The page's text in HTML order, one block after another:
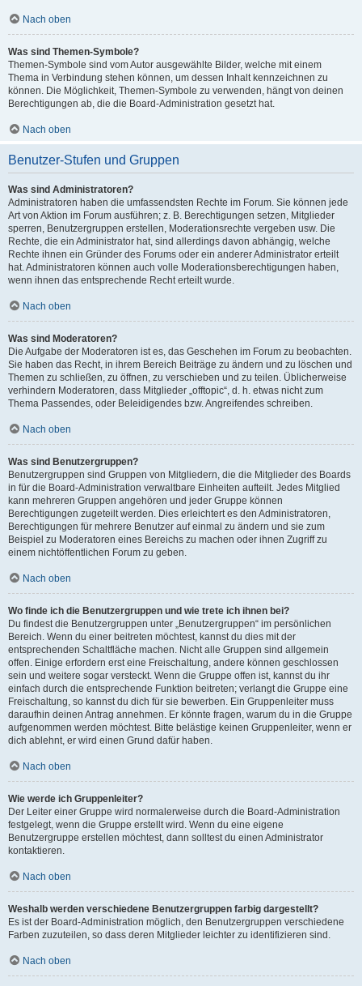
Nach oben
Was sind Themen-Symbole?
Themen-Symbole sind vom Autor ausgewählte Bilder, welche mit einem
Thema in Verbindung stehen können, um dessen Inhalt kennzeichnen zu
können. Die Möglichkeit, Themen-Symbole zu verwenden, hängt von deinen
Berechtigungen ab, die die Board-Administration gesetzt hat.
Nach oben
Benutzer-Stufen und Gruppen
Was sind Administratoren?
Administratoren haben die umfassendsten Rechte im Forum. Sie können jede
Art von Aktion im Forum ausführen; z. B. Berechtigungen setzen, Mitglieder
sperren, Benutzergruppen erstellen, Moderationsrechte vergeben usw. Die
Rechte, die ein Administrator hat, sind allerdings davon abhängig, welche
Rechte ihnen ein Gründer des Forums oder ein anderer Administrator erteilt
hat. Administratoren können auch volle Moderationsberechtigungen haben,
wenn ihnen das entsprechende Recht erteilt wurde.
Nach oben
Was sind Moderatoren?
Die Aufgabe der Moderatoren ist es, das Geschehen im Forum zu beobachten.
Sie haben das Recht, in ihrem Bereich Beiträge zu ändern und zu löschen und
Themen zu schließen, zu öffnen, zu verschieben und zu teilen. Üblicherweise
verhindern Moderatoren, dass Mitglieder „offtopic“, d. h. etwas nicht zum
Thema Passendes, oder Beleidigendes bzw. Angreifendes schreiben.
Nach oben
Was sind Benutzergruppen?
Benutzergruppen sind Gruppen von Mitgliedern, die die Mitglieder des Boards
in für die Board-Administration verwaltbare Einheiten aufteilt. Jedes Mitglied
kann mehreren Gruppen angehören und jeder Gruppe können
Berechtigungen zugeteilt werden. Dies erleichtert es den Administratoren,
Berechtigungen für mehrere Benutzer auf einmal zu ändern und sie zum
Beispiel zu Moderatoren eines Bereichs zu machen oder ihnen Zugriff zu
einem nichtöffentlichen Forum zu geben.
Nach oben
Wo finde ich die Benutzergruppen und wie trete ich ihnen bei?
Du findest die Benutzergruppen unter „Benutzergruppen“ im persönlichen
Bereich. Wenn du einer beitreten möchtest, kannst du dies mit der
entsprechenden Schaltfläche machen. Nicht alle Gruppen sind allgemein
offen. Einige erfordern erst eine Freischaltung, andere können geschlossen
sein und weitere sogar versteckt. Wenn die Gruppe offen ist, kannst du ihr
einfach durch die entsprechende Funktion beitreten; verlangt die Gruppe eine
Freischaltung, so kannst du dich für sie bewerben. Ein Gruppenleiter muss
daraufhin deinen Antrag annehmen. Er könnte fragen, warum du in die Gruppe
aufgenommen werden möchtest. Bitte belästige keinen Gruppenleiter, wenn er
dich ablehnt, er wird einen Grund dafür haben.
Nach oben
Wie werde ich Gruppenleiter?
Der Leiter einer Gruppe wird normalerweise durch die Board-Administration
festgelegt, wenn die Gruppe erstellt wird. Wenn du eine eigene
Benutzergruppe erstellen möchtest, dann solltest du einen Administrator
kontaktieren.
Nach oben
Weshalb werden verschiedene Benutzergruppen farbig dargestellt?
Es ist der Board-Administration möglich, den Benutzergruppen verschiedene
Farben zuzuteilen, so dass deren Mitglieder leichter zu identifizieren sind.
Nach oben